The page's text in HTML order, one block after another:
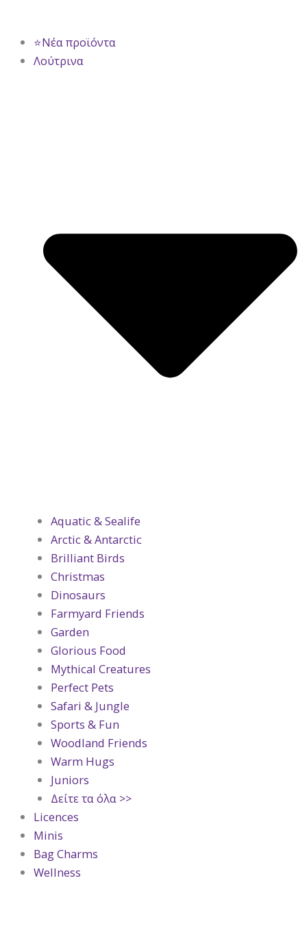
⭐Νέα προϊόντα
Λούτρινα
Aquatic & Sealife
Arctic & Antarctic
Brilliant Birds
Christmas
Dinosaurs
Farmyard Friends
Garden
Glorious Food
Mythical Creatures
Perfect Pets
Safari & Jungle
Sports & Fun
Woodland Friends
Warm Hugs
Juniors
Δείτε τα όλα >>
Licences
Minis
Bag Charms
Wellness